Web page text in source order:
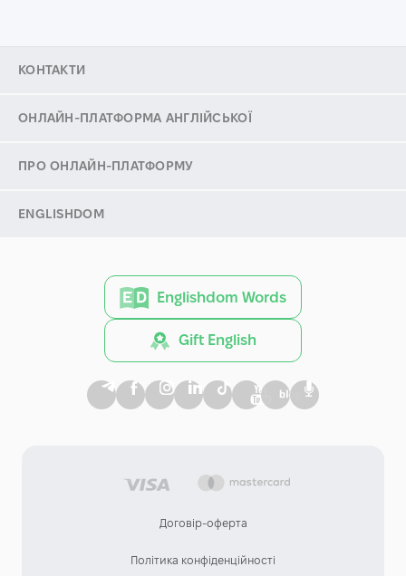
КОНТАКТИ
ОНЛАЙН-ПЛАТФОРМА АНГЛІЙСЬКОЇ
ПРО ОНЛАЙН-ПЛАТФОРМУ
ENGLISHDOM
Englishdom Words
Gift English
Договір-оферта
Політика конфіденційності